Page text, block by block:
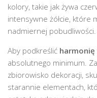
kolory, takie jak żywa
intensywne żółcie, które
nadmiernej pobudliwości.
Aby podkreślić harmonię
absolutnego minimum.
zbiorowisko dekoracji,
starannie elementach,